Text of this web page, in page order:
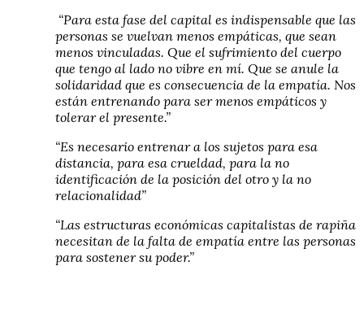
“Para esta fase del capital es indispensable que las
personas se vuelvan menos empáticas, que sean
menos vinculadas. Que el sufrimiento del cuerpo
que tengo al lado no vibre en mí. Que se anule la
solidaridad que es consecuencia de la empatía. Nos
están entrenando para ser menos empáticos y
tolerar el presente.”
“Es necesario entrenar a los sujetos para esa
distancia, para esa crueldad, para la no
identificación de la posición del otro y la no
relacionalidad”
“Las estructuras económicas capitalistas de rapiña
necesitan de la falta de empatía entre las personas
para sostener su poder.”